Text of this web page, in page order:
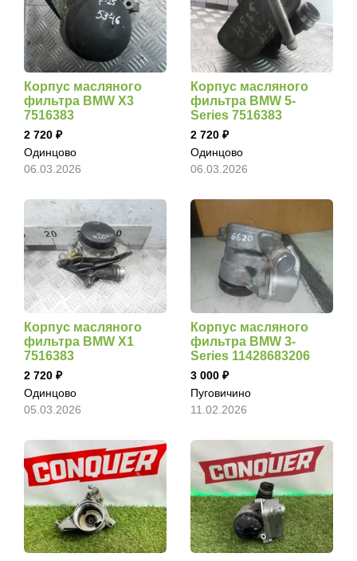
Корпус масляного
фильтра BMW X3
7516383
2 720
Одинцово
06.03.2026
Корпус масляного
фильтра BMW 5-
Series 7516383
2 720
Одинцово
06.03.2026
Корпус масляного
фильтра BMW X1
7516383
2 720
Одинцово
05.03.2026
Корпус масляного
фильтра BMW 3-
Series 11428683206
3 000
Пуговичино
11.02.2026